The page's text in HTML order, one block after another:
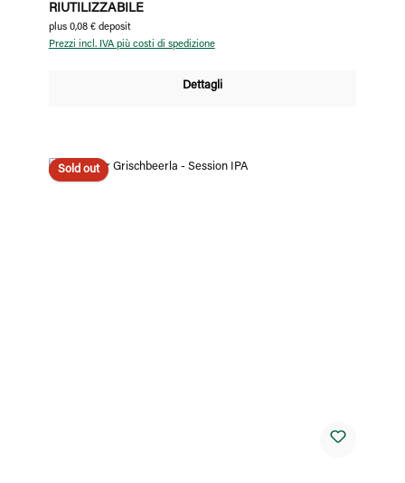
RIUTILIZZABILE
plus 0,08 € deposit
Prezzi incl. IVA più costi di spedizione
Dettagli
Sold out